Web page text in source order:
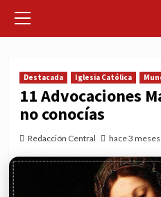
Menu
Destacada Iglesia Católica
11 Advocaciones
no conocías
Redacción Central hace 3